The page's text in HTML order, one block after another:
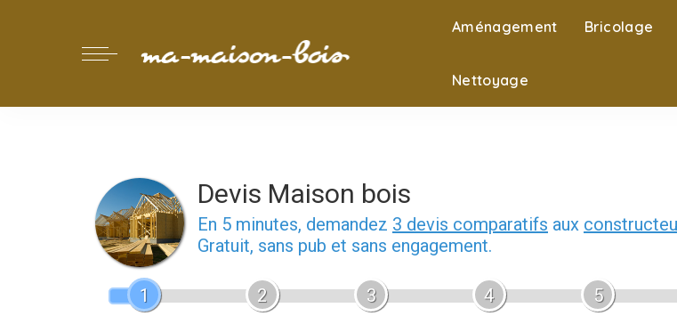
Aménagement Bricolage
Nettoyage
Devis Maison bois
En 5 minutes, demandez 3 devis comparatifs aux
Gratuit, sans pub et sans engagement.
1 2 3 4 5